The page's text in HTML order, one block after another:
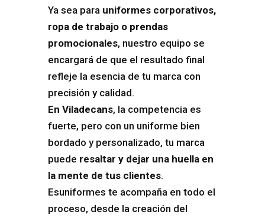
Ya sea para uniformes corporativos,
ropa de trabajo o prendas
promocionales, nuestro equipo se
encargará de que el resultado final
refleje la esencia de tu marca con
precisión y calidad.
En Viladecans, la competencia es
fuerte, pero con un uniforme bien
bordado y personalizado, tu marca
puede resaltar y dejar una huella en
la mente de tus clientes.
Esuniformes te acompaña en todo el
proceso, desde la creación del